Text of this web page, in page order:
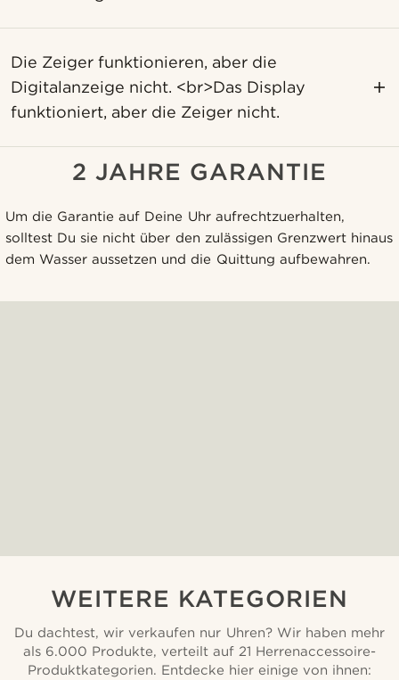
Die Zeiger funktionieren, aber die
Digitalanzeige nicht. <br>Das Display
funktioniert, aber die Zeiger nicht.
2 JAHRE GARANTIE
Um die Garantie auf Deine Uhr aufrechtzuerhalten,
solltest Du sie nicht über den zulässigen Grenzwert hinaus
dem Wasser aussetzen und die Quittung aufbewahren.
WEITERE KATEGORIEN
Du dachtest, wir verkaufen nur Uhren? Wir haben mehr
als 6.000 Produkte, verteilt auf 21 Herrenaccessoire-
Produktkategorien. Entdecke hier einige von ihnen: